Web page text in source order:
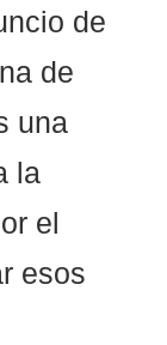
de
de
una
la
el
esos